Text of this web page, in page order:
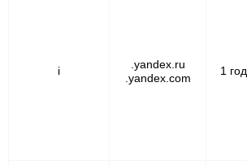
i
.yandex.ru
.yandex.com
1 год